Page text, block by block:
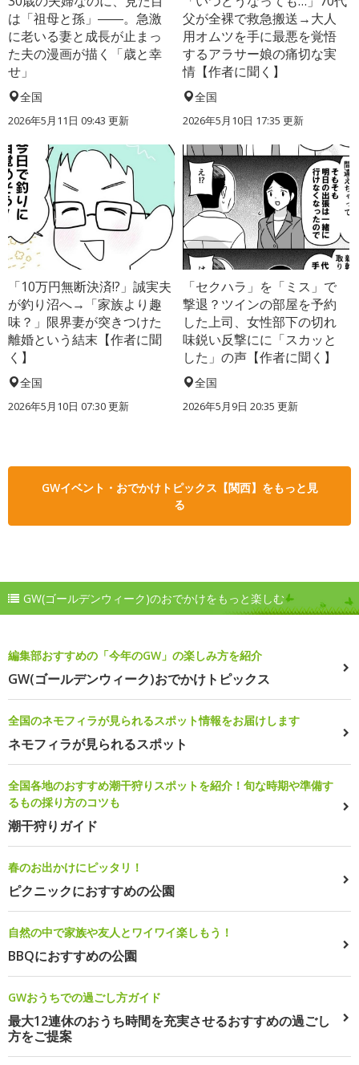
は「祖母と孫」――。急激
に老いる妻と成長が止まっ
た夫の漫画が描く「歳と幸
せ」
全国
2026年5月11日 09:43 更新
父が全裸で救急搬送→大人
用オムツを手に最悪を覚悟
するアラサー娘の痛切な実
情【作者に聞く】
全国
2026年5月10日 17:35 更新
「10万円無断決済!?」誠実夫
が釣り沼へ→「家族より趣
味？」限界妻が突きつけた
離婚という結末【作者に聞
く】
全国
2026年5月10日 07:30 更新
「セクハラ」を「ミス」で
撃退？ツインの部屋を予約
した上司、女性部下の切れ
味鋭い反撃にに「スカッと
した」の声【作者に聞く】
全国
2026年5月9日 20:35 更新
GWイベント・おでかけトピックス【関西】をもっと見
る
GW(ゴールデンウィーク)のおでかけをもっと楽しむ
編集部おすすめの「今年のGW」の楽しみ方を紹介
GW(ゴールデンウィーク)おでかけトピックス
全国のネモフィラが見られるスポット情報をお届けします
ネモフィラが見られるスポット
全国各地のおすすめ潮干狩りスポットを紹介！旬な時期や準備す
るもの採り方のコツも
潮干狩りガイド
春のお出かけにピッタリ！
ピクニックにおすすめの公園
自然の中で家族や友人とワイワイ楽しもう！
BBQにおすすめの公園
GWおうちでの過ごし方ガイド
最大12連休のおうち時間を充実させるおすすめの過ごし
方をご提案